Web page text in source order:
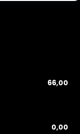
66,00
0,00